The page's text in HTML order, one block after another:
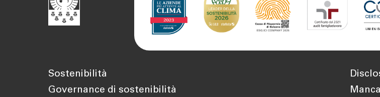
Sostenibilità
Governance di sostenibilità